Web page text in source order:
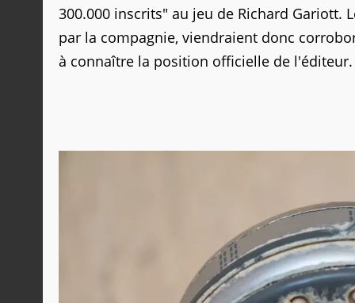
300.000 inscrits" au jeu de Richard Gariott.
par la compagnie, viendraient donc
à connaître la position officielle de l'éditeur.